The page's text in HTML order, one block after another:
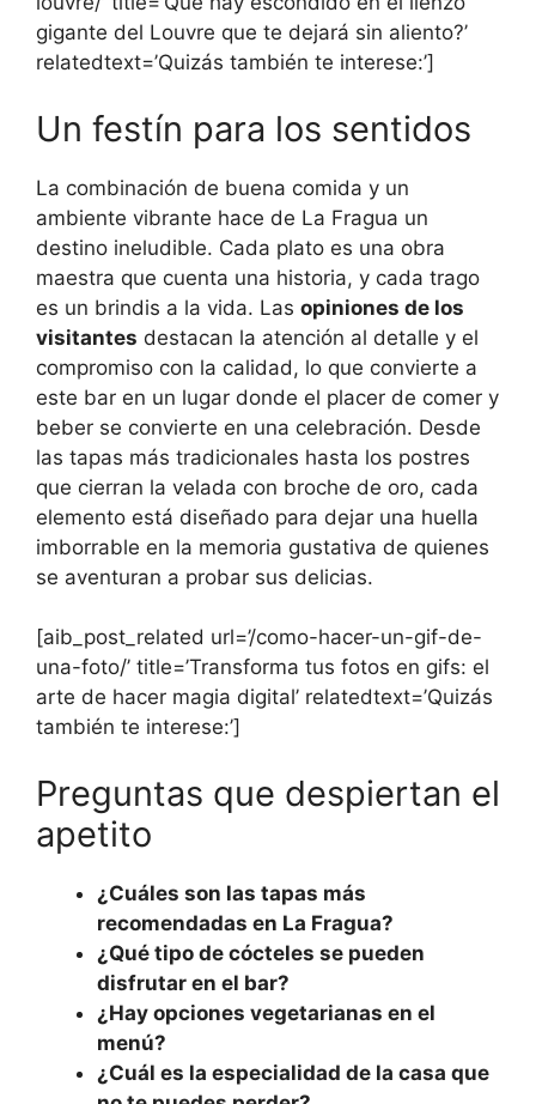
gigante del Louvre que te dejará sin aliento?’
relatedtext=’Quizás también te interese:’]
Un festín para los sentidos
La combinación de buena comida y un
ambiente vibrante hace de La Fragua un
destino ineludible. Cada plato es una obra
maestra que cuenta una historia, y cada trago
es un brindis a la vida. Las opiniones de los
visitantes destacan la atención al detalle y el
compromiso con la calidad, lo que convierte a
este bar en un lugar donde el placer de comer y
beber se convierte en una celebración. Desde
las tapas más tradicionales hasta los postres
que cierran la velada con broche de oro, cada
elemento está diseñado para dejar una huella
imborrable en la memoria gustativa de quienes
se aventuran a probar sus delicias.
[aib_post_related url=’/como-hacer-un-gif-de-
una-foto/’ title=’Transforma tus fotos en gifs: el
arte de hacer magia digital’ relatedtext=’Quizás
también te interese:’]
Preguntas que despiertan el
apetito
¿Cuáles son las tapas más
recomendadas en La Fragua?
¿Qué tipo de cócteles se pueden
disfrutar en el bar?
¿Hay opciones vegetarianas en el
menú?
¿Cuál es la especialidad de la casa que